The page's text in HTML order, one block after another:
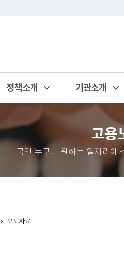
정책소개
열기
기관소개
열기
고용
국민 누구나 원하는 일자리에
보도자료